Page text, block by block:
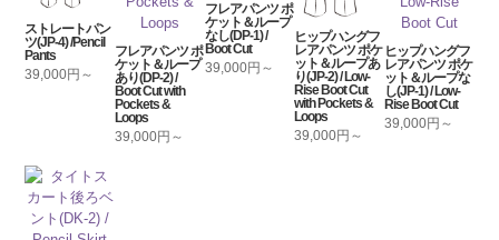
ストレートパン
ツ(JP-4) /Pencil
Pants
39,000円～
フレアパンツ ポ
ケット＆ループ
あり(DP-2) /
Boot Cut with
Pockets &
Loops
39,000円～
フレアパンツ ポ
ケット＆ループ
なし(DP-1) /
Boot Cut
39,000円～
ヒップハングフ
レアパンツ ポケ
ット＆ループあ
り(JP-2) / Low-
Rise Boot Cut
with Pockets &
Loops
39,000円～
ヒップハングフ
レアパンツ ポケ
ット＆ループな
し(JP-1) / Low-
Rise Boot Cut
39,000円～